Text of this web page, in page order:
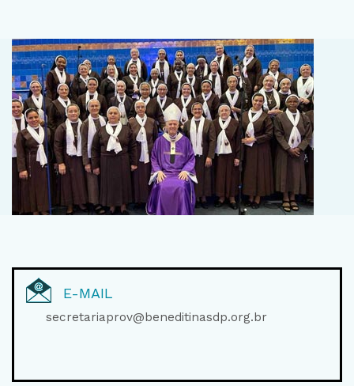
E-MAIL
secretariaprov@beneditinasdp.org.br